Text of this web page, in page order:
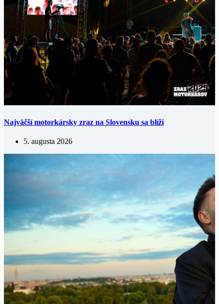
Najväčší motorkársky zraz na Slovensku sa blíži
5. augusta 2026